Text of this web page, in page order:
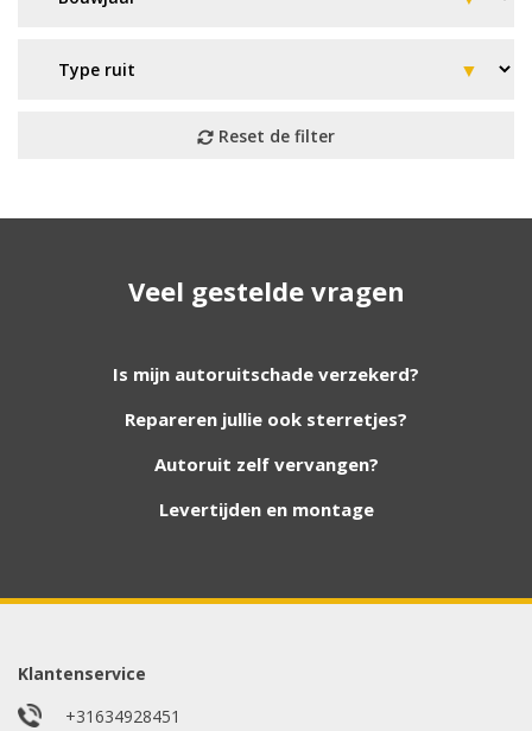
verder!
Wij zijn continu bezig met het toevoegen van
ruit er niet tussen? Grote kans dat wij deze wel
hebben. Vul het formulier in en wij nemen
whatsappje met foto van de ruit en uw auto
Uw merk auto
Veel gestelde vragen
Is mijn autoruitschade verzekerd?
Repareren jullie ook sterretjes?
Autoruit zelf vervangen?
Levertijden en montage
Klantenservice
+31634928451